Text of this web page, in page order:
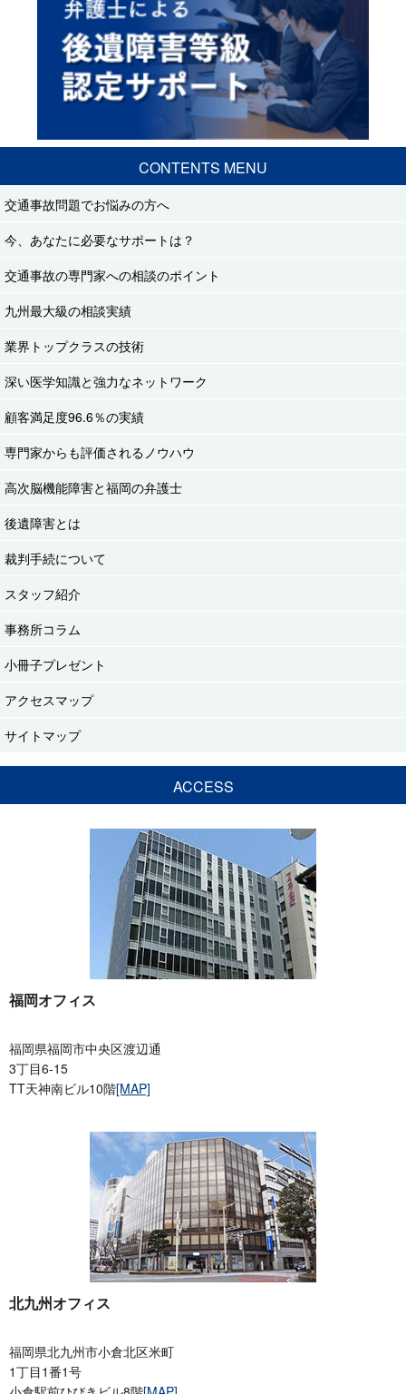
CONTENTS MENU
交通事故問題でお悩みの方へ
今、あなたに必要なサポートは？
交通事故の専門家への相談のポイント
九州最大級の相談実績
業界トップクラスの技術
深い医学知識と強力なネットワーク
顧客満足度96.6％の実績
専門家からも評価されるノウハウ
高次脳機能障害と福岡の弁護士
後遺障害とは
裁判手続について
スタッフ紹介
事務所コラム
小冊子プレゼント
アクセスマップ
サイトマップ
ACCESS
福岡オフィス
福岡県福岡市中央区渡辺通
3丁目6-15
TT天神南ビル10階[MAP]
北九州オフィス
福岡県北九州市小倉北区米町
1丁目1番1号